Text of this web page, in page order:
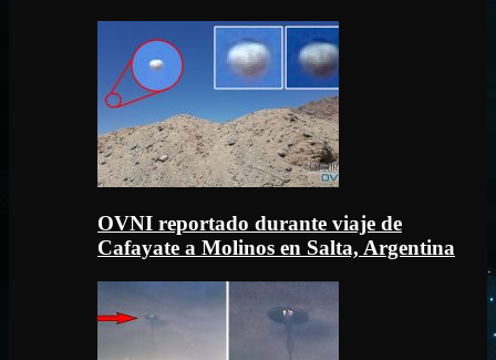
OVNI reportado durante viaje de
Cafayate a Molinos en Salta, Argentina